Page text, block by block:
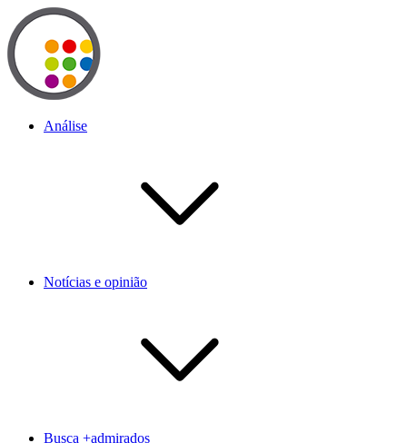
Análise
Notícias e opinião
Busca +admirados